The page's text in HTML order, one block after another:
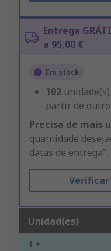
Entrega
a 95,00 €
Em stock
102
partir de
Precisa de mais
quantidade
datas de entrega".
Unidad(es)
1 +